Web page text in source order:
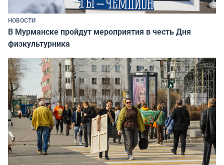
НОВОСТИ
В Мурманске пройдут мероприятия в честь Дня
физкультурника